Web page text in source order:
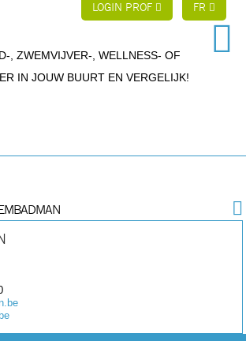
LOGIN PROF FR
, ZWEMVIJVER-, WELLNESS- OF
IN JOUW BUURT EN VERGELIJK!